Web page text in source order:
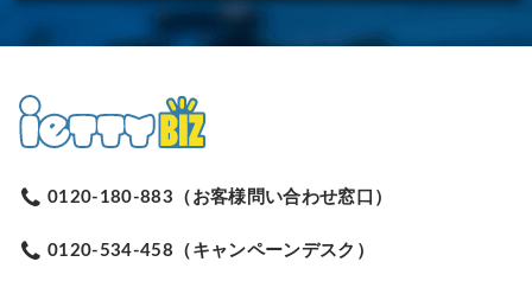
0120-180-883（お客様問い合わせ窓口）
0120-534-458（キャンペーンデスク）